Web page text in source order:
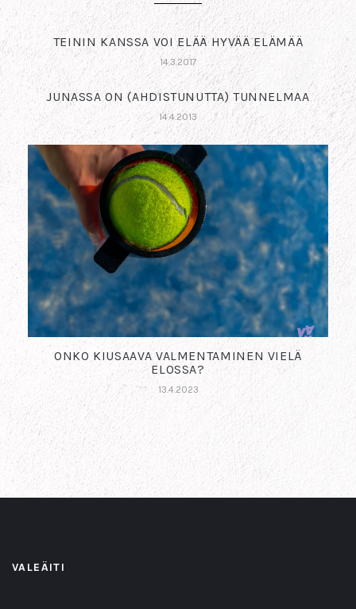
TEININ KANSSA VOI ELÄÄ HYVÄÄ ELÄMÄÄ
14.3.2017
JUNASSA ON (AHDISTUNUTTA) TUNNELMAA
14.4.2013
ONKO KIUSAAVA VALMENTAMINEN VIELÄ
ELOSSA?
13.4.2023
VALEÄITI